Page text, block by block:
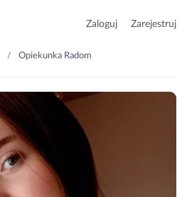
Zaloguj Zarejestruj
Opiekunka Radom